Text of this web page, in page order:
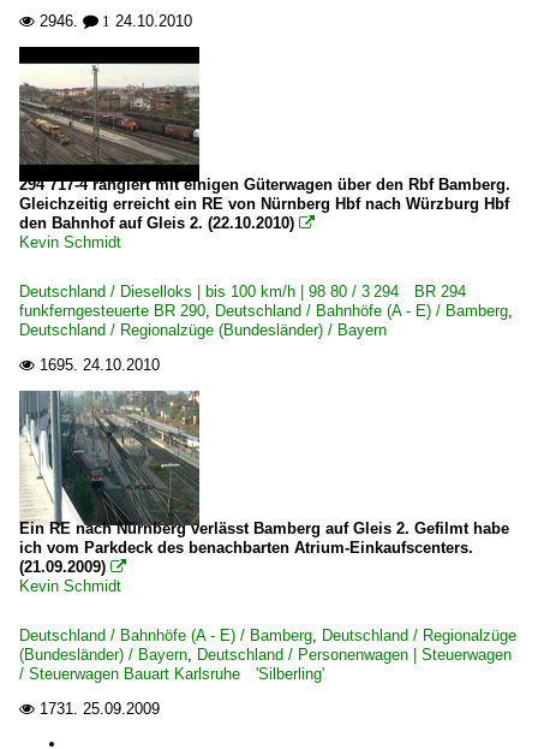
 2946.  1 24.10.2010
294 717-4 rangiert mit einigen Güterwagen über den Rbf Bamberg.
Gleichzeitig erreicht ein RE von Nürnberg Hbf nach Würzburg Hbf
den Bahnhof auf Gleis 2. (22.10.2010) 
Kevin Schmidt
Deutschland / Dieselloks | bis 100 km/h | 98 80 / 3 294 BR 294
funkferngesteuerte BR 290, Deutschland / Bahnhöfe (A - E) / Bamberg,
Deutschland / Regionalzüge (Bundesländer) / Bayern
 1695. 24.10.2010
Ein RE nach Nürnberg verlässt Bamberg auf Gleis 2. Gefilmt habe
ich vom Parkdeck des benachbarten Atrium-Einkaufscenters.
(21.09.2009) 
Kevin Schmidt
Deutschland / Bahnhöfe (A - E) / Bamberg, Deutschland / Regionalzüge
(Bundesländer) / Bayern, Deutschland / Personenwagen | Steuerwagen
/ Steuerwagen Bauart Karlsruhe 'Silberling'
 1731. 25.09.2009